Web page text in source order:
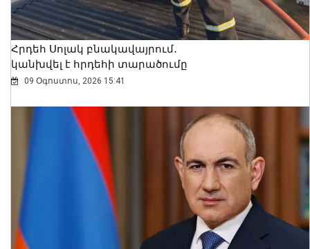
Հրդեհ Սոլակ բնակավայրում․
կանխվել է հրդեհի տարածումը
09 Օգոստոս, 2026 15:41